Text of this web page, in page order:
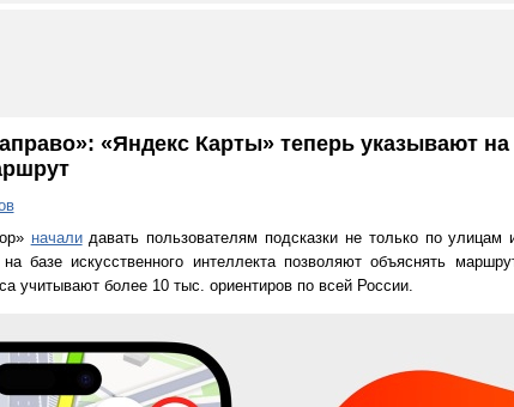
«Яндекс Карты» теперь указывают
началидавать пользователям подсказки не только по
базе искусственного интеллекта позволяют объяснять
учитывают более 10 тыс. ориентиров по всей России.